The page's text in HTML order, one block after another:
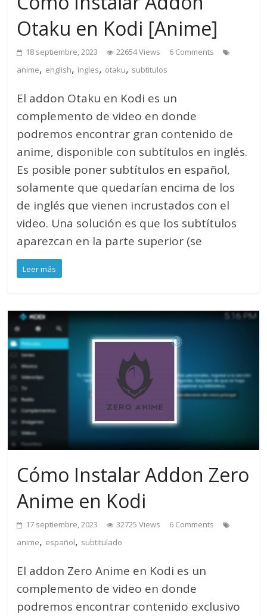
Otaku en Kodi [Anime]
18 septiembre, 2023 22654 Views
6 Comments
anime, english, ingles, otaku, subtitulos
El addon Otaku en Kodi es un
complemento de video en donde
podremos encontrar gran contenido de
anime, disponible con subtítulos en inglés.
Es posible poner subtítulos en español,
solamente que quedarían encima de los
de inglés que vienen incrustados con el
video. Una solución es que los subtítulos
aparezcan en la parte superior (se
Leer más
Cómo Instalar Addon Zero
Anime en Kodi
17 septiembre, 2023 32725 Views
6 Comments
anime, español, subtitulado
El addon Zero Anime en Kodi es un
complemento de video en donde
podremos encontrar contenido exclusivo